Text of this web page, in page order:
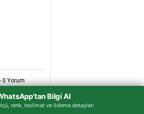
Bilgi Al
renk, teslimat ve ödeme detayları
0 Yorum
Bilgi Al
renk, teslimat ve ödeme detayları